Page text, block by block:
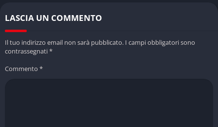
LASCIA UN COMMENTO
Il tuo indirizzo email non sarà pubblicato. I campi obbligatori sono
contrassegnati*
Commento *